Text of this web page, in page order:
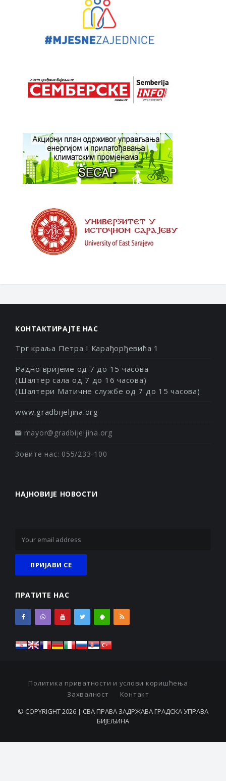
КОНТАКТИРАЈТЕ НАС
Трг краља Петра I Карађорђевића 1
Радно вријеме од 7 до 15 часова
(Шалтер сала од 7 до 16 часова)
(Шалтери Матичне службе од 7 до 15 часова)
www.gradbijeljina.org
mayor@gradbijeljina.org
Зовите нас: 055/233-100
НАЈНОВИЈЕ НОВОСТИ
ПРАТИТЕ НАС
Политика приватности и услови коришћења
Захвалност
Контакт
© COPYRIGHT 2026 | СВА ПРАВА ЗАДРЖАВА ГРАДСКА УПРАВА
БИЈЕЉИНА